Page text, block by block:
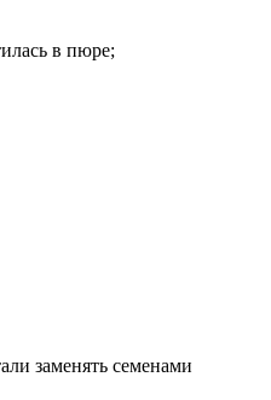
в пюре;
заменять семенами